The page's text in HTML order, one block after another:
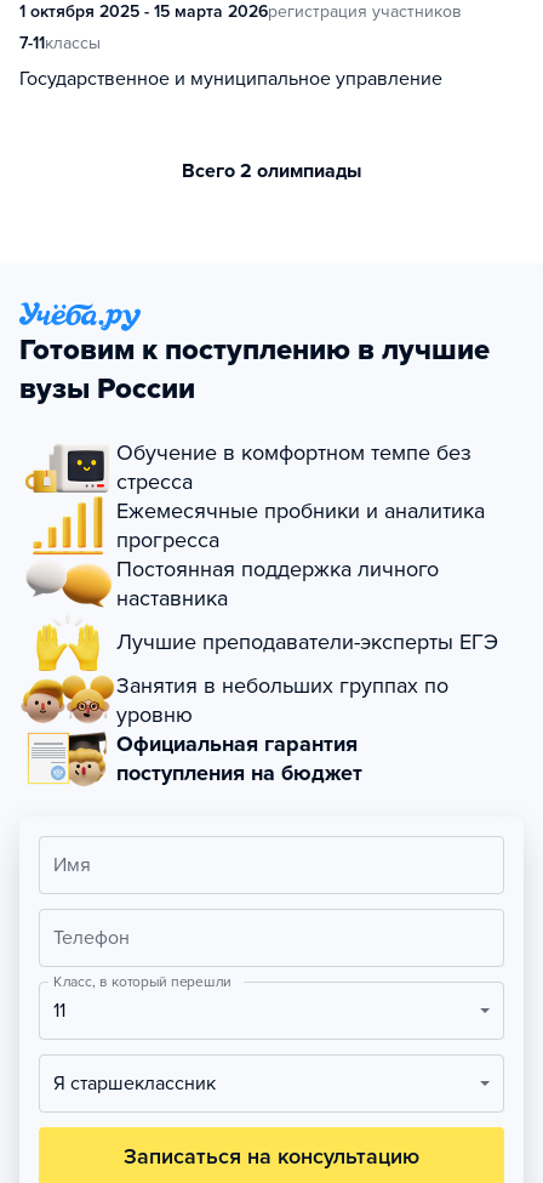
1 октября 2025 - 15 марта 2026регистрация участников
7-11классы
Государственное и муниципальное управление
Всего 2 олимпиады
Готовим к поступлению в лучшие
вузы России
Обучение в комфортном темпе без
стресса
Ежемесячные пробники и аналитика
прогресса
Постоянная поддержка личного
наставника
Лучшие преподаватели-эксперты ЕГЭ
Занятия в небольших группах по
уровню
Официальная гарантия
поступления на бюджет
Имя
Телефон
Класс, в который перешли
11
Я старшеклассник
Записаться на консультацию